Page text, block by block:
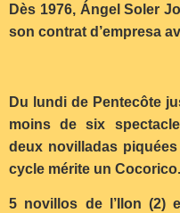
Dès 1976, Ángel Soler
son contrat d’empresa
Du lundi de Pentecôte
moins de six
deux novilladas
cycle mérite un Cocorico.
5 novillos de l’Ilon (2)